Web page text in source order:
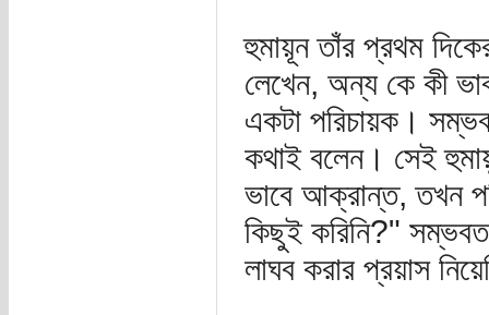
হুমায়ূন তাঁর প্রথম
লেখেন, অন্য কে কী
একটা পরিচায়ক।
কথাই বলেন। সেই
ভাবে আক্রান্ত, তখন
কিছুই করিনি?" সম্ভবত
লাঘব করার প্রয়াস